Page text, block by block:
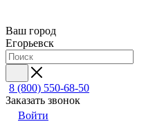
Ваш город
Егорьевск
8 (800) 550-68-50
Заказать звонок
Войти